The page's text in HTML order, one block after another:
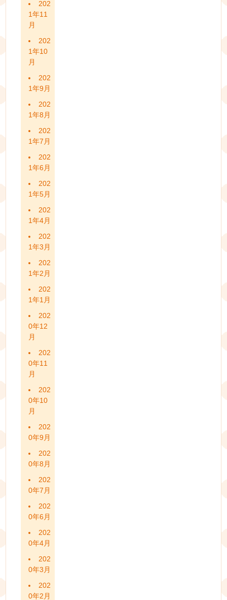
202
1年11
月
202
1年10
月
202
1年9月
202
1年8月
202
1年7月
202
1年6月
202
1年5月
202
1年4月
202
1年3月
202
1年2月
202
1年1月
202
0年12
月
202
0年11
月
202
0年10
月
202
0年9月
202
0年8月
202
0年7月
202
0年6月
202
0年4月
202
0年3月
202
0年2月